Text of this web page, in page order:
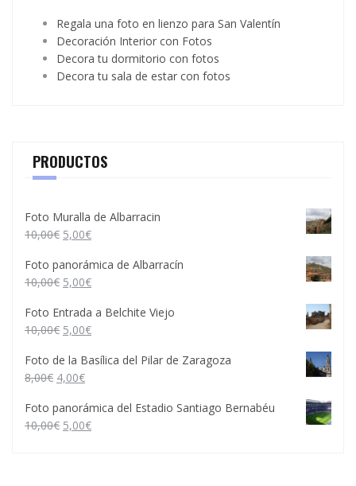
Regala una foto en lienzo para San Valentín
Decoración Interior con Fotos
Decora tu dormitorio con fotos
Decora tu sala de estar con fotos
PRODUCTOS
Foto Muralla de Albarracin
10,00€ 5,00€
Foto panorámica de Albarracín
10,00€ 5,00€
Foto Entrada a Belchite Viejo
10,00€ 5,00€
Foto de la Basílica del Pilar de Zaragoza
8,00€ 4,00€
Foto panorámica del Estadio Santiago Bernabéu
10,00€ 5,00€